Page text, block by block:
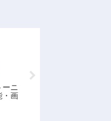
ーニ
・画